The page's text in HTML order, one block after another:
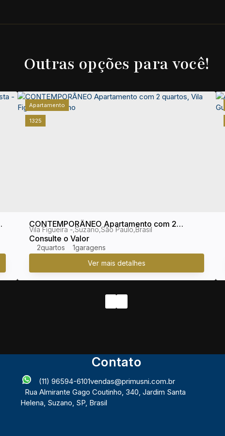
Outras opções para você!
1325
Apartamento
CONTEMPORÂNEO Apartamento com 2
quartos, Vila Figueira - Suzano
Consulte o Valor
Vila Figueira ,Suzano,São Paulo,Brasil
2 1
Contato
(11) 96594-6101vendas@primusni.com.br
Rua Almirante Gago Coutinho, 340, Jardim Santa
Helena, Suzano, SP, Brasil